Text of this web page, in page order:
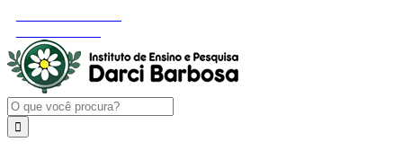
conteúdo
Buscar
resultados
para: